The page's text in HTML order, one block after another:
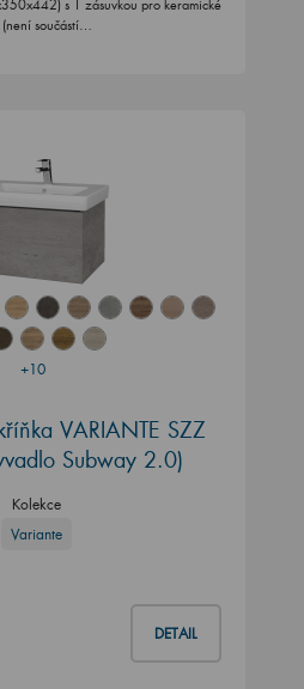
s 1 zásuvkou pro keramické
(není součástí…
+10
VARIANTE SZZ
Subway 2.0)
Kolekce
Variante
DETAIL